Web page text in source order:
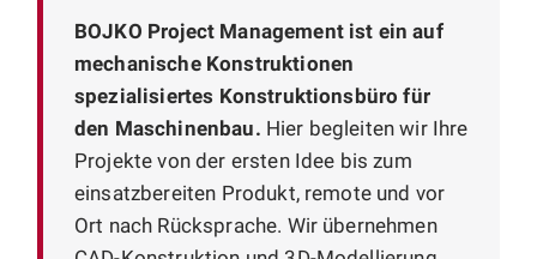
BOJKO Project Management ist ein auf
mechanische Konstruktionen
spezialisiertes Konstruktionsbüro für
den Maschinenbau. Hier begleiten wir Ihre
Projekte von der ersten Idee bis zum
einsatzbereiten Produkt, remote und vor
Ort nach Rücksprache. Wir übernehmen